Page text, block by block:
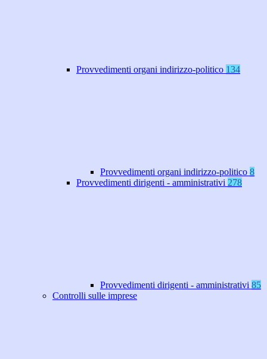
Provvedimenti organi indirizzo-politico 134
Provvedimenti organi indirizzo-politico 8
Provvedimenti dirigenti - amministrativi 278
Provvedimenti dirigenti - amministrativi 85
Controlli sulle imprese